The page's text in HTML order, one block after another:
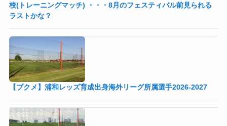
校(トレーニングマッチ) ・・・8月のフェスティバル前見られる
ラストかな？
【ブクメ】浦和レッズ育成出身海外リーグ所属選手2026-2027